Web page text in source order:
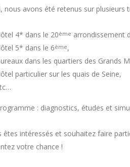
nous avons été retenus sur plusieurs
4* dans le 20ème arrondissement
5* dans le 6ème,
dans les quartiers des Grands
particulier sur les quais de Seine,
: diagnostics, études et
êtes intéressés et souhaitez faire
votre chance !